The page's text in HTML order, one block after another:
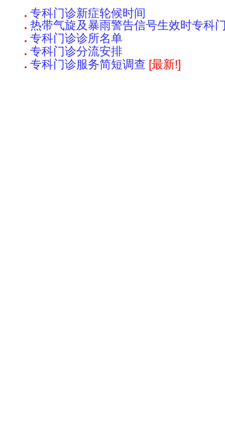
专科门诊新症轮候时间
热带气旋及暴雨警告信号生效时专科
专科门诊诊所名单
专科门诊分流安排
专科门诊服务简短调查 [最新!]